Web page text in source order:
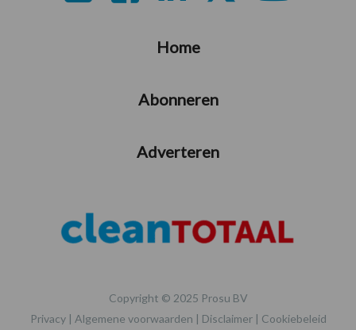
Home
Abonneren
Adverteren
Copyright © 2025 Prosu BV
Privacy| Algemene voorwaarden | Disclaimer| Cookiebeleid